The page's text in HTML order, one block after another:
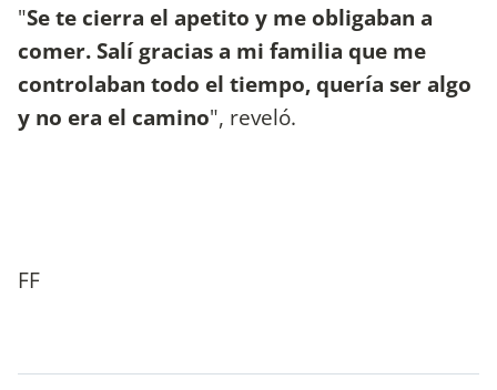
"Se te cierra el apetito y me obligaban a
comer. Salí gracias a mi familia que me
controlaban todo el tiempo, quería ser algo
y no era el camino", reveló.
FF